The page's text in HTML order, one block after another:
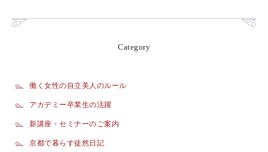
Category
働く女性の自立美人のルール
アカデミー卒業生の活躍
新講座・セミナーのご案内
京都で暮らす徒然日記